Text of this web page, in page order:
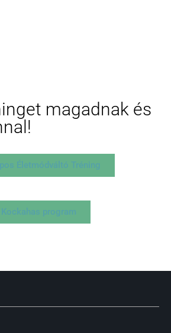
magadnak és
Életmódváltó Tréning
Kockahas program